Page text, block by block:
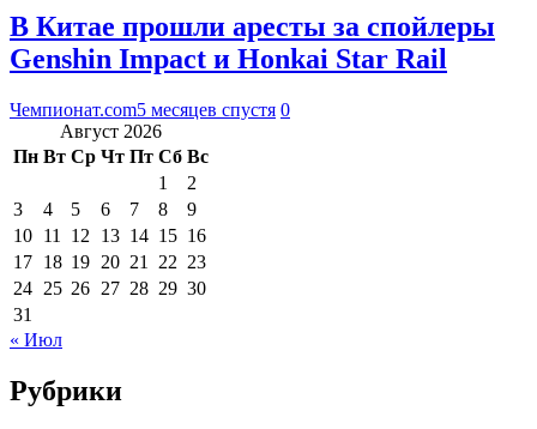
В Китае прошли аресты за спойлеры
Genshin Impact и Honkai Star Rail
Чемпионат.com5 месяцев спустя 0
Август 2026
Пн Вт Ср Чт Пт Сб Вс
1
2
3
4 5 6 7 8
9
10 11 12 13 14 15 16
17 18 19 20 21 22 23
24 25 26 27 28 29 30
31
« Июл
Рубрики